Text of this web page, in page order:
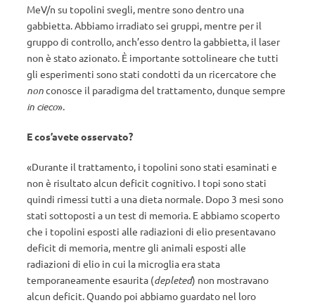
MeV/n su topolini svegli, mentre sono dentro una
gabbietta. Abbiamo irradiato sei gruppi, mentre per il
gruppo di controllo, anch’esso dentro la gabbietta, il laser
non è stato azionato. È importante sottolineare che tutti
gli esperimenti sono stati condotti da un ricercatore che
nonconosce il paradigma del trattamento, dunque sempre
in cieco».
E cos’avete osservato?
«Durante il trattamento, i topolini sono stati esaminati e
non è risultato alcun deficit cognitivo. I topi sono stati
quindi rimessi tutti a una dieta normale. Dopo 3 mesi sono
stati sottoposti a un test di memoria. E abbiamo scoperto
che i topolini esposti alle radiazioni di elio presentavano
deficit di memoria, mentre gli animali esposti alle
radiazioni di elio in cui la microglia era stata
temporaneamente esaurita (depleted) non mostravano
alcun deficit. Quando poi abbiamo guardato nel loro